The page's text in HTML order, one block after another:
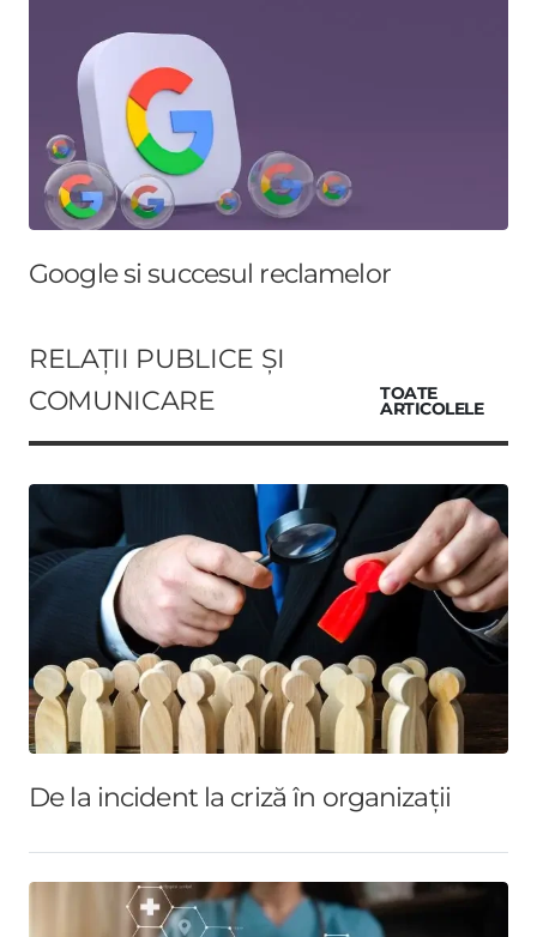
Google si succesul reclamelor
RELAȚII PUBLICE ȘI
COMUNICARE
TOATE
ARTICOLELE
De la incident la criză în organizații